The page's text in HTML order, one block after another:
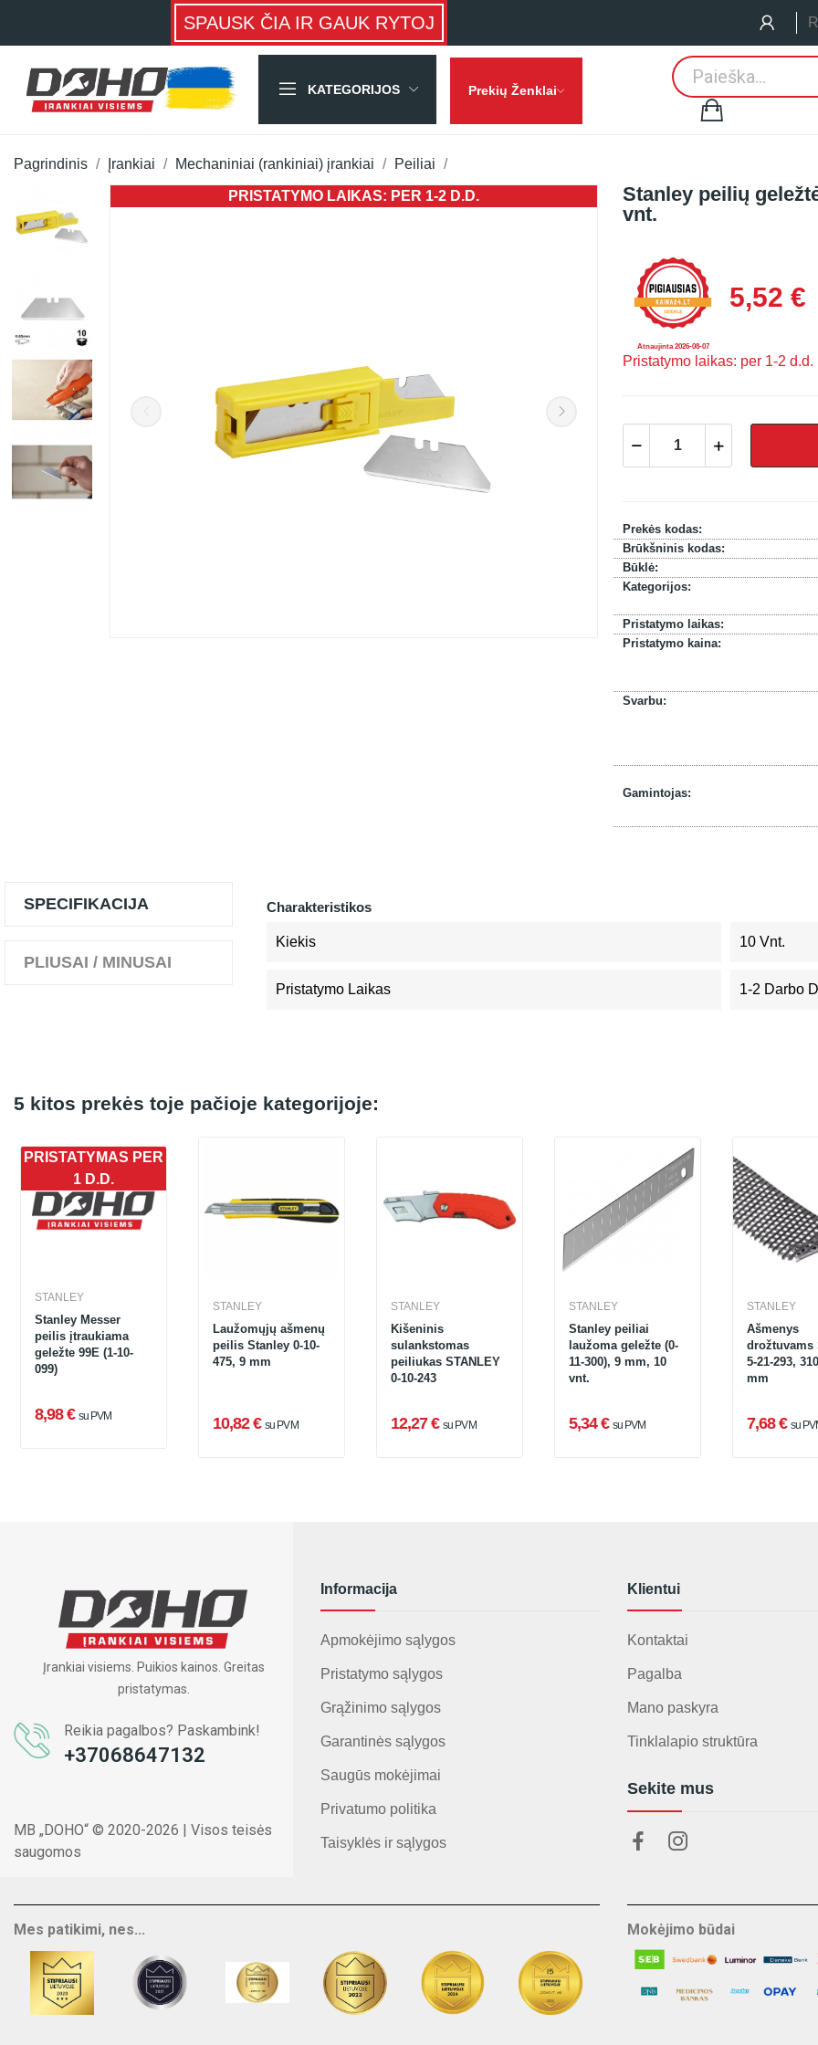
SPAUSK ČIA IR GAUK RYTOJ
KATEGORIJOS Prekių Ženklai
Pagrindinis Įrankiai Mechaniniai (rankiniai) įrankiai Peiliai
PRISTATYMO LAIKAS: PER 1-2 D.D.
Stanley peilių
vnt.
5,52 €
Atnaujinta 2026-08-07
Pristatymo laikas: per 1-2 d.d.
Prekės kodas:
Brūkšninis kodas:
Būklė:
Kategorijos:
Pristatymo laikas:
Pristatymo kaina:
Svarbu:
Gamintojas:
SPECIFIKACIJA
PLIUSAI / MINUSAI
Charakteristikos
Kiekis 10 Vnt.
Pristatymo Laikas 1-2 Darbo
5 kitos prekės toje pačioje kategorijoje:
PRISTATYMAS PER
1 D.D.
STANLEY
Stanley Messer
peilis įtraukiama
geležte 99E (1-10-
099)
8,98 € su PVM
STANLEY
Laužomųjų ašmenų
peilis Stanley 0-10-
475, 9 mm
10,82 € su PVM
STANLEY
Kišeninis
sulankstomas
peiliukas STANLEY
0-10-243
12,27 € su PVM
STANLEY
Stanley peiliai
laužoma geležte (0-
11-300), 9 mm, 10
vnt.
5,34 € su PVM
STANLEY
Ašmenys
drožtuvams
5-21-293,
mm
7,68 € su
Įrankiai visiems. Puikios kainos. Greitas
pristatymas.
Reikia pagalbos? Paskambink!
+37068647132
MB „DOHO“ © 2020-2026 | Visos teisės
saugomos
Informacija
Apmokėjimo sąlygos
Pristatymo sąlygos
Grąžinimo sąlygos
Garantinės sąlygos
Saugūs mokėjimai
Privatumo politika
Taisyklės ir sąlygos
Klientui
Kontaktai
Pagalba
Mano paskyra
Tinklalapio struktūra
Sekite mus
Mes patikimi, nes... Mokėjimo būdai